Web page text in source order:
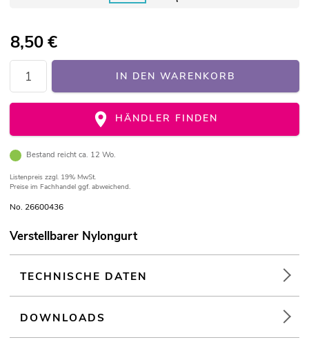
8,50€
IN DEN WARENKORB
HÄNDLER FINDEN
Bestand reicht ca. 12 Wo.
Listenpreis zzgl. 19% MwSt.
Preise im Fachhandel ggf. abweichend.
No. 26600436
Verstellbarer Nylongurt
TECHNISCHE DATEN
DOWNLOADS